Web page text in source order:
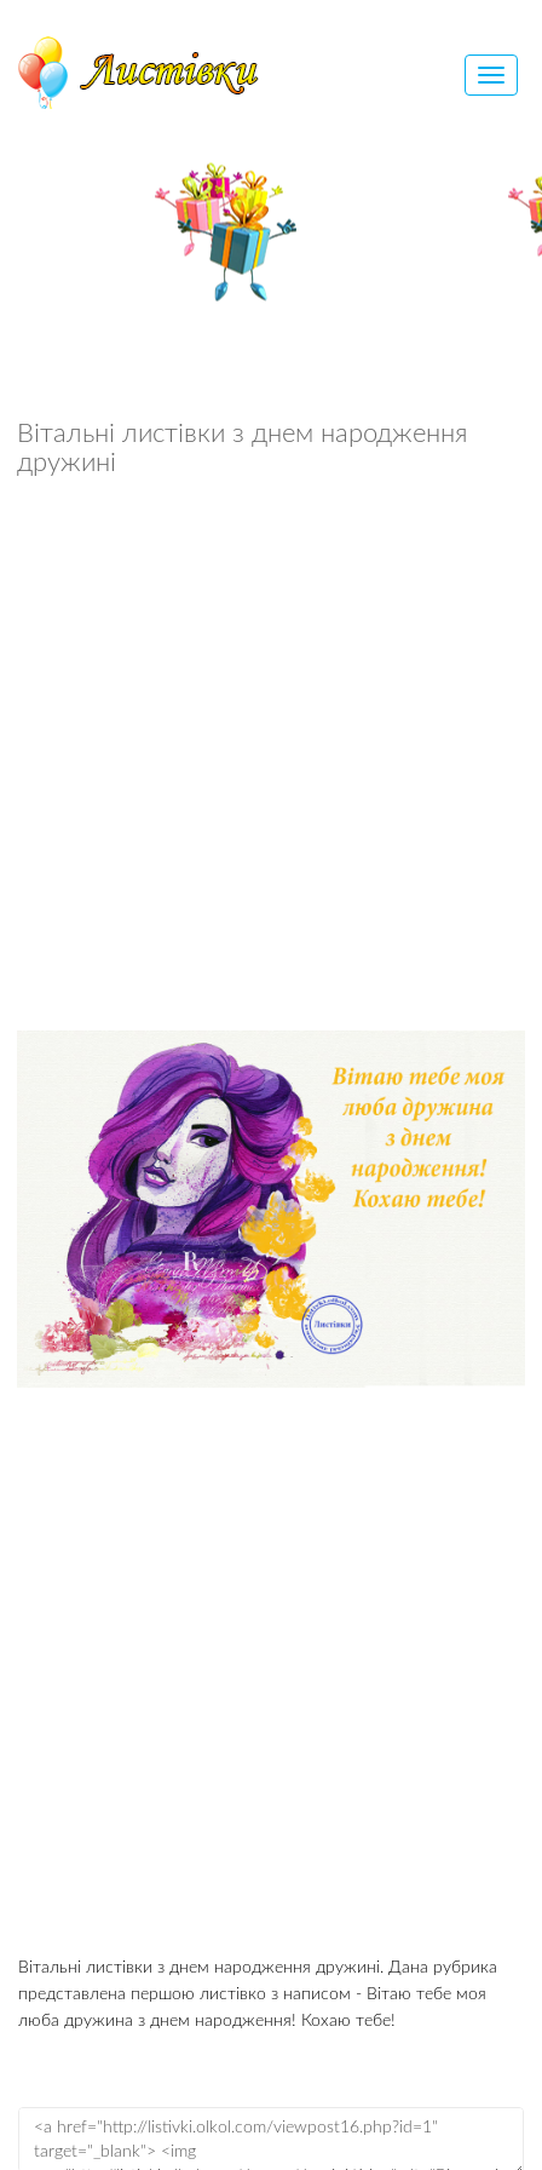
Вітальні листівки з днем народження
дружині
Вітальні листівки з днем народження дружині. Дана рубрика
представлена першою листівко з написом - Вітаю тебе моя
люба дружина з днем народження! Кохаю тебе!